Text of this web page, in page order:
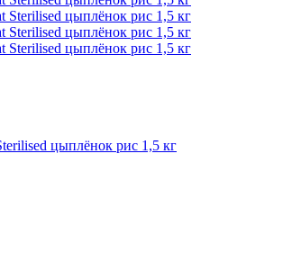
цыплёнок рис 1,5 кг